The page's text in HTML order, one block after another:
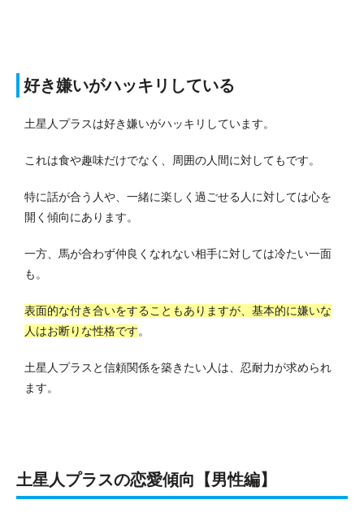
好き嫌いがハッキリしている
土星人プラスは好き嫌いがハッキリしています。
これは食や趣味だけでなく、周囲の人間に対してもです。
特に話が合う人や、一緒に楽しく過ごせる人に対しては心を
開く傾向にあります。
一方、馬が合わず仲良くなれない相手に対しては冷たい一面
も。
表面的な付き合いをすることもありますが、基本的に嫌いな
人はお断りな性格です。
土星人プラスと信頼関係を築きたい人は、忍耐力が求められ
ます。
土星人プラスの恋愛傾向【男性編】